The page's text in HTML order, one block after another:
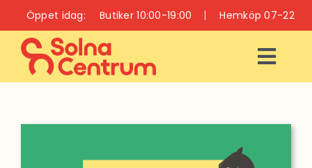
Fortsätt
till
innehållet
Öppet idag: Butiker 10:00-19:00 Hemköp 07-22